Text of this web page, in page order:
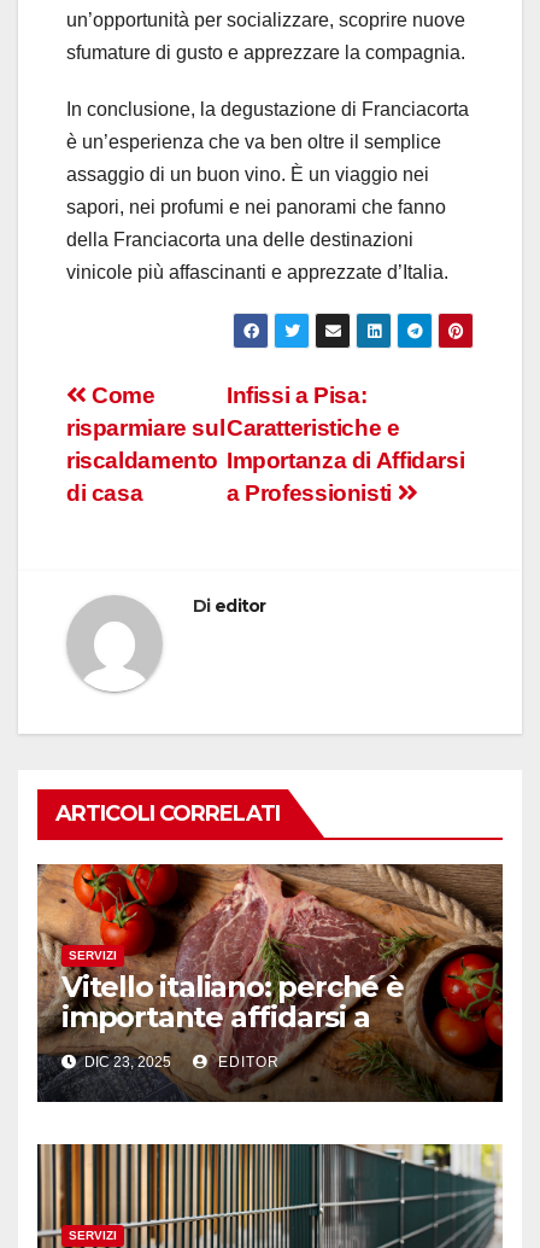
un’opportunità per socializzare, scoprire nuove
sfumature di gusto e apprezzare la compagnia.
In conclusione, la degustazione di Franciacorta
è un’esperienza che va ben oltre il semplice
assaggio di un buon vino. È un viaggio nei
sapori, nei profumi e nei panorami che fanno
della Franciacorta una delle destinazioni
vinicole più affascinanti e apprezzate d’Italia.
Navigazione
articoli
Infissi a Pisa:
Caratteristiche e
Importanza di Affidarsi
a Professionisti
Come
risparmiare sul
riscaldamento
di casa
Di editor
ARTICOLI CORRELATI
SERVIZI
Vitello italiano: perché è
importante affidarsi a
professionisti del settore
DIC 23, 2025 EDITOR
SERVIZI